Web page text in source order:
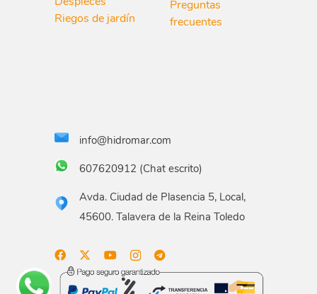
Riegos de jardín
Preguntas
frecuentes
info@hidromar.com
607620912 (Chat escrito)
Avda. Ciudad de Plasencia 5, Local,
45600. Talavera de la Reina Toledo